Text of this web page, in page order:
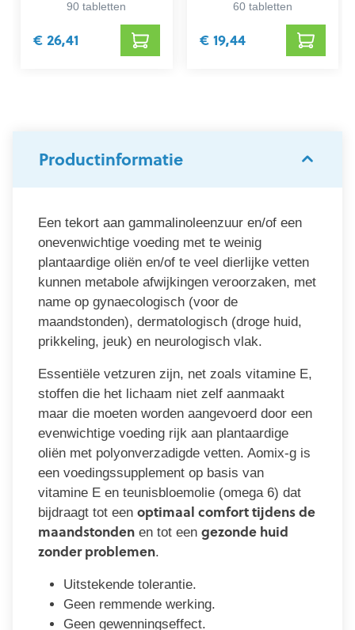
90 tabletten
€ 26,41
60 tabletten
€ 19,44
Productinformatie
Een tekort aan gammalinoleenzuur en/of een
onevenwichtige voeding met te weinig
plantaardige oliën en/of te veel dierlijke vetten
kunnen metabole afwijkingen veroorzaken, met
name op gynaecologisch (voor de
maandstonden), dermatologisch (droge huid,
prikkeling, jeuk) en neurologisch vlak.
Essentiële vetzuren zijn, net zoals vitamine E,
stoffen die het lichaam niet zelf aanmaakt
maar die moeten worden aangevoerd door een
evenwichtige voeding rijk aan plantaardige
oliën met polyonverzadigde vetten. Aomix-g is
een voedingssupplement op basis van
vitamine E en teunisbloemolie (omega 6) dat
bijdraagt tot een optimaal comfort tijdens de
maandstonden en tot een gezonde huid
zonder problemen.
Uitstekende tolerantie.
Geen remmende werking.
Geen gewenningseffect.